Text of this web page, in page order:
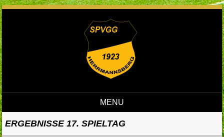
MENU
ERGEBNISSE 17. SPIELTAG